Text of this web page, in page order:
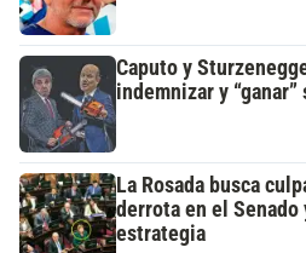
Caputo y
indemnizar y
La Rosada busca
derrota en el Senado
estrategia